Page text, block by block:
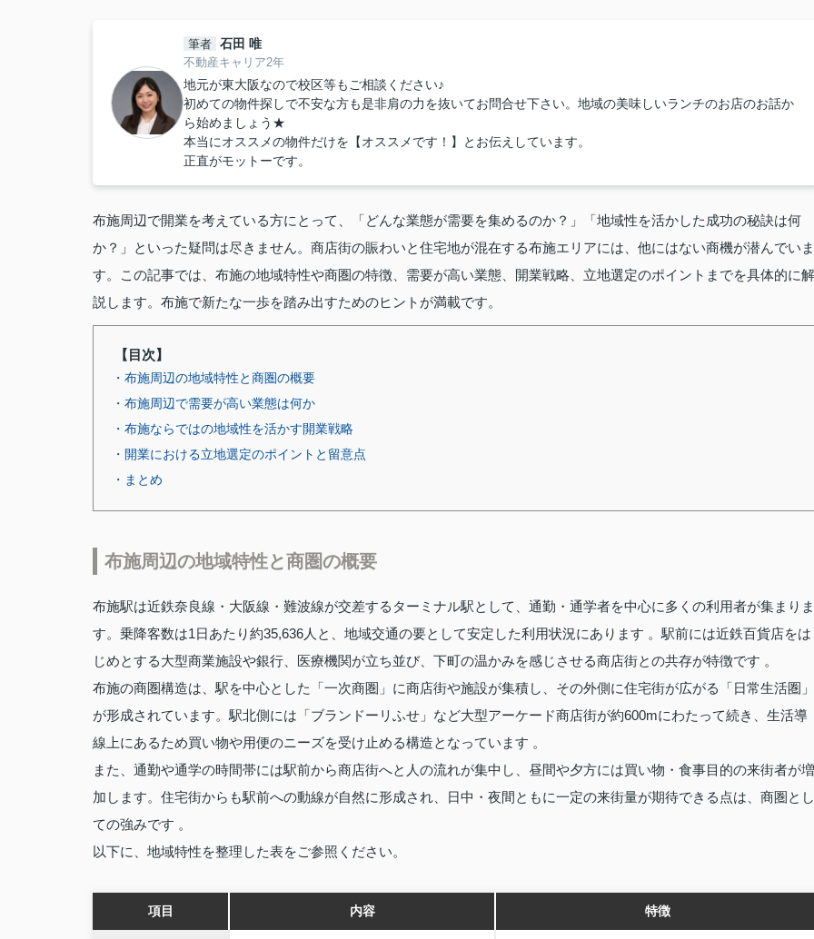
筆者 石田 唯
不動産キャリア2年
地元が東大阪なので校区等もご相談ください♪
初めての物件探しで不安な方も是非肩の力を抜いてお問合せ下さい。地域の美味しいランチのお店のお話か
ら始めましょう★
本当にオススメの物件だけを【オススメです！】とお伝えしています。
正直がモットーです。
布施周辺で開業を考えている方にとって、「どんな業態が需要を集めるのか？」「地域性を活かした成功の秘訣は何
か？」といった疑問は尽きません。商店街の賑わいと住宅地が混在する布施エリアには、他にはない商機が潜んでいま
す。この記事では、布施の地域特性や商圏の特徴、需要が高い業態、開業戦略、立地選定のポイントまでを具体的に解
説します。布施で新たな一歩を踏み出すためのヒントが満載です。
【目次】
・布施周辺の地域特性と商圏の概要
・布施周辺で需要が高い業態は何か
・布施ならではの地域性を活かす開業戦略
・開業における立地選定のポイントと留意点
・まとめ
布施周辺の地域特性と商圏の概要
布施駅は近鉄奈良線・大阪線・難波線が交差するターミナル駅として、通勤・通学者を中心に多くの利用者が集まりま
す。乗降客数は1日あたり約35,636人と、地域交通の要として安定した利用状況にあります 。駅前には近鉄百貨店をは
じめとする大型商業施設や銀行、医療機関が立ち並び、下町の温かみを感じさせる商店街との共存が特徴です 。
布施の商圏構造は、駅を中心とした「一次商圏」に商店街や施設が集積し、その外側に住宅街が広がる「日常生活圏」
が形成されています。駅北側には「ブランドーリふせ」など大型アーケード商店街が約600mにわたって続き、生活導
線上にあるため買い物や用便のニーズを受け止める構造となっています 。
また、通勤や通学の時間帯には駅前から商店街へと人の流れが集中し、昼間や夕方には買い物・食事目的の来街者が増
加します。住宅街からも駅前への動線が自然に形成され、日中・夜間ともに一定の来街量が期待できる点は、商圏とし
ての強みです 。
以下に、地域特性を整理した表をご参照ください。
項目 内容 特徴